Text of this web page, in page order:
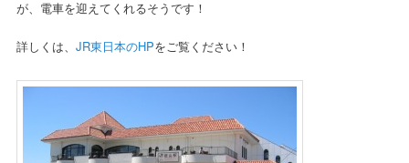
が、電車を迎えてくれるそうです！
詳しくは、 JR東日本のHPをご覧ください！